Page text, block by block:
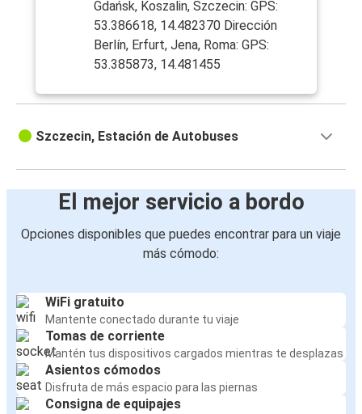
Gdańsk, Koszalin, Szczecin: GPS:
53.386618, 14.482370 Dirección
Berlín, Erfurt, Jena, Roma: GPS:
53.385873, 14.481455
Szczecin, Estación de Autobuses
El mejor servicio a bordo
Opciones disponibles que puedes encontrar para un viaje
más cómodo:
WiFi gratuito
Mantente conectado durante tu viaje
Tomas de corriente
Mantén tus dispositivos cargados mientras te desplazas
Asientos cómodos
Disfruta de más espacio para las piernas
Consigna de equipajes